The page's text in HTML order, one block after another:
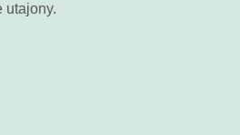
utajony.